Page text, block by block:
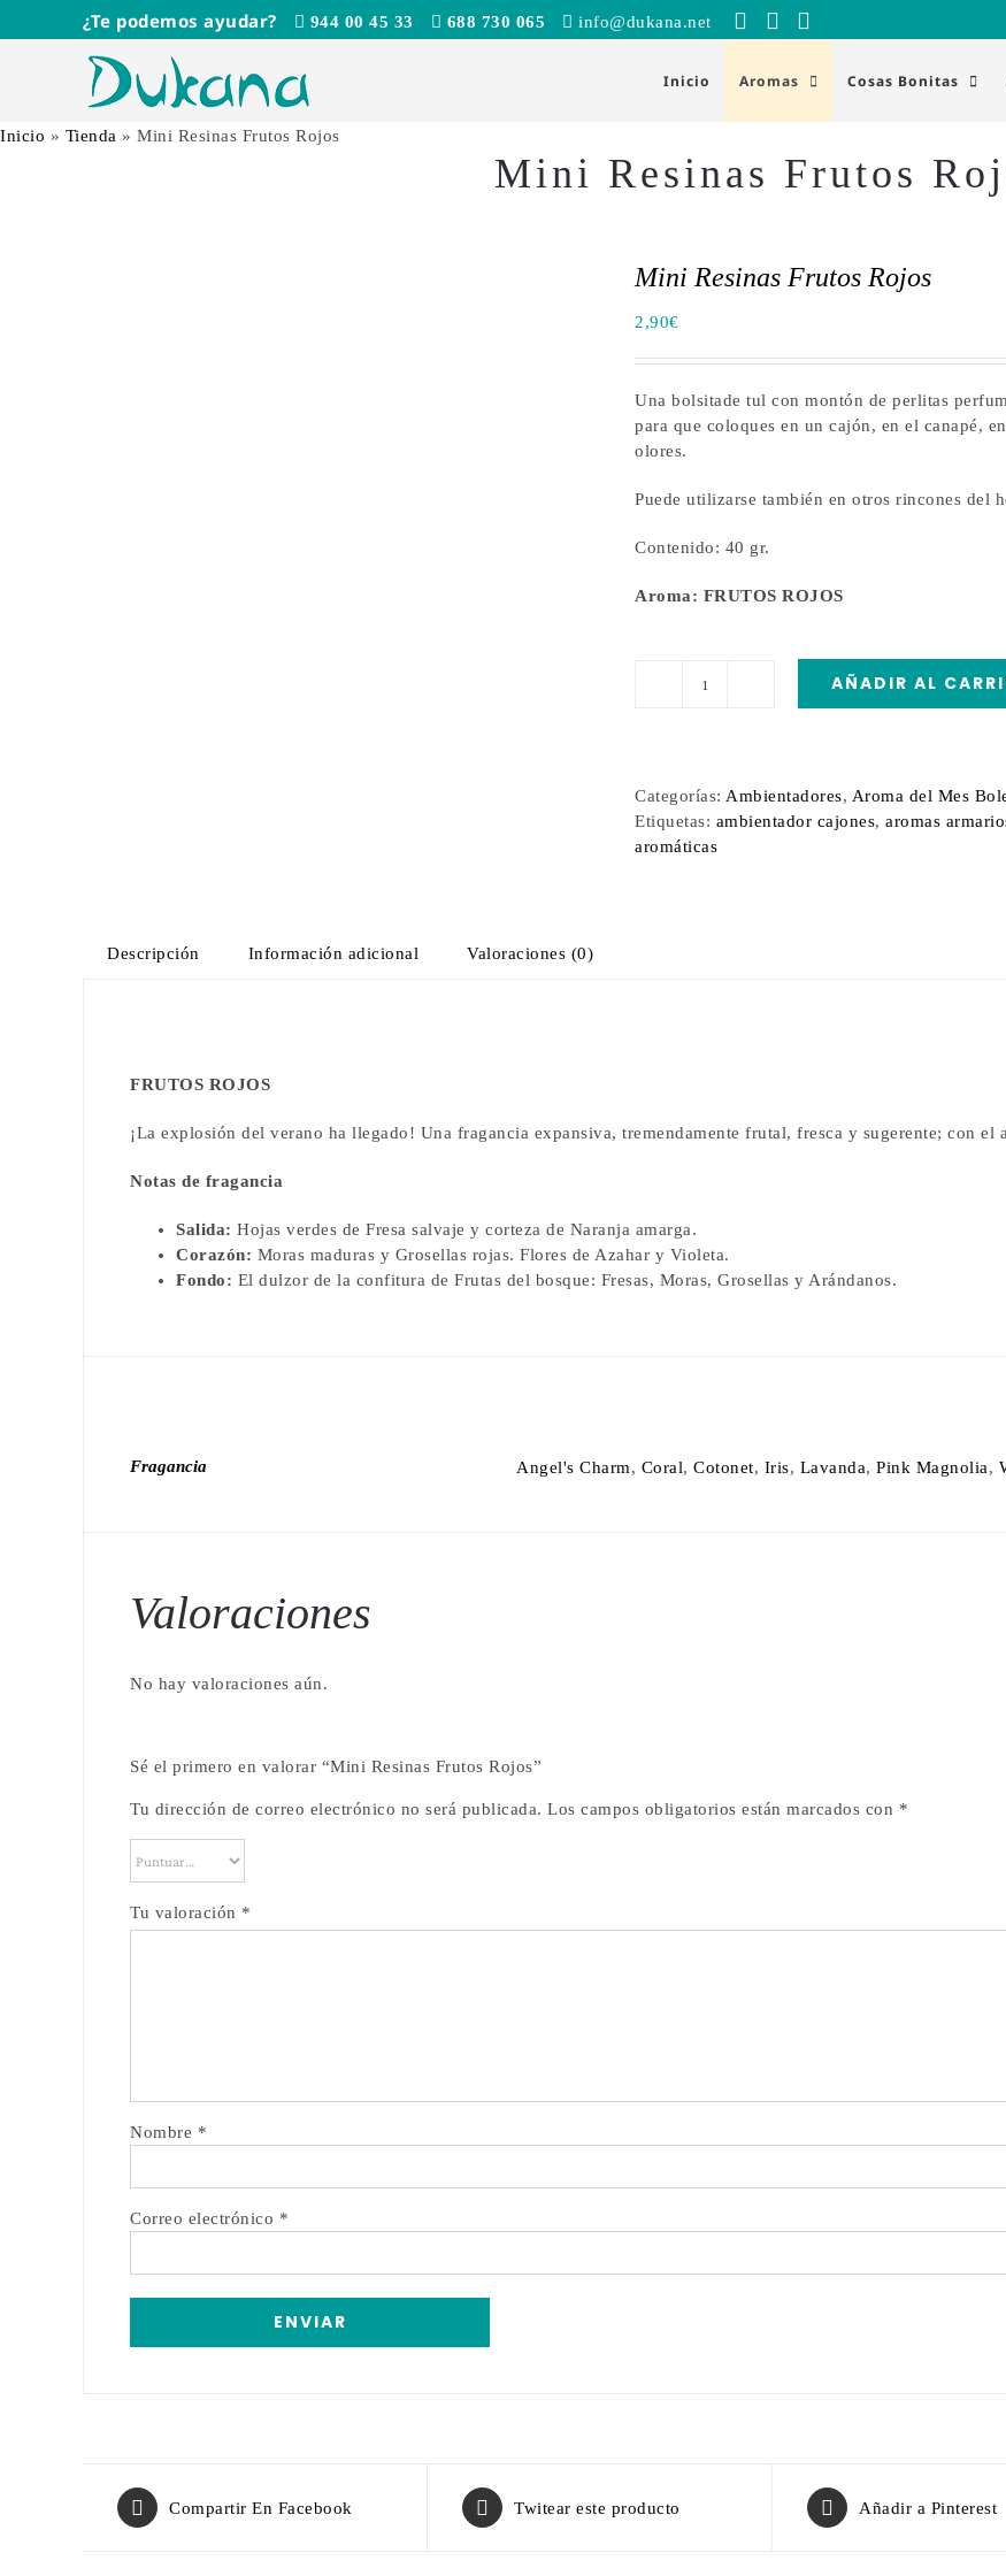
al
¿Te podemos ayudar? 944 00 45 33 688 730 065 info@dukana.net
Inicio Aromas Cosas Bonitas
Inicio » Tienda » Mini Resinas Frutos Rojos
Mini Resinas Frutos
Mini Resinas Frutos Rojos
2,90€
Una bolsitade tul con montón de perlitas
para que coloques en un cajón, en el canapé,
olores.
Puede utilizarse también en otros rincones del
Contenido: 40 gr.
Aroma: FRUTOS ROJOS
Mini
cantidad
AÑADIR AL
Categorías: Ambientadores, Aroma del Mes
Etiquetas: ambientador cajones, aromas
aromáticas
Descripción Información adicional Valoraciones (0)
FRUTOS ROJOS
¡La explosión del verano ha llegado! Una fragancia expansiva, tremendamente frutal, fresca y sugerente; con el
Notas de fragancia
Salida: Hojas verdes de Fresa salvaje y corteza de Naranja amarga.
Corazón: Moras maduras y Grosellas rojas. Flores de Azahar y Violeta.
Fondo: El dulzor de la confitura de Frutas del bosque: Fresas, Moras, Grosellas y Arándanos.
Fragancia Angel's Charm, Coral, Cotonet, Iris, Lavanda, Pink Magnolia,
Valoraciones
No hay valoraciones aún.
Sé el primero en valorar “Mini Resinas Frutos Rojos”
Tu dirección de correo electrónico no será publicada. Los campos obligatorios están marcados con *
Tu valoración *
Nombre *
Correo electrónico *
Compartir En Facebook Twitear este producto Añadir a Pinterest